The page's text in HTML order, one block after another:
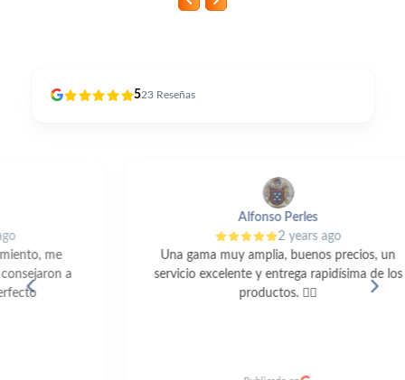
523 Reseñas
Alfonso Perles
2 years ago
Una gama muy amplia, buenos precios, un
servicio excelente y entrega rapidísima de los
productos. 👍🏼